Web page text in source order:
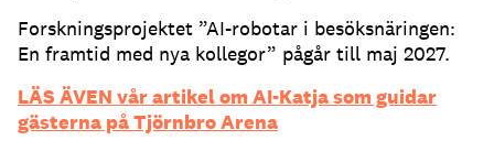
Forskningsprojektet ”AI-robotar i besöksnäringen:
En framtid med nya kollegor” pågår till maj 2027.
LÄS ÄVEN vår artikel om AI-Katja som guidar
gästerna på Tjörnbro Arena